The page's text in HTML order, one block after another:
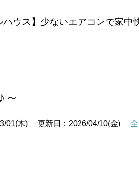
ハウス】少ないエアコンで家
～
01(木) 更新日：2026/04/10(金)